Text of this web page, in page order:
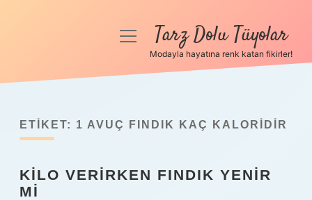
Anasayfa
Yasal Uyarı
Hakkımızda
menüyüTarz Dolu Tüyolar
Modayla hayatına renk katan fikirler!
ETIKET: 1 AVUÇ FINDIK KAÇ KALORIDIR
KILO VERIRKEN FINDIK YENIR
MI